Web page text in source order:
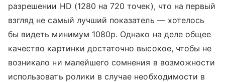
разрешении HD (1280 на 720 точек), что на первый
взгляд не самый лучший показатель — хотелось
бы видеть минимум 1080p. Однако на деле общее
качество картинки достаточно высокое, чтобы не
возникало ни малейшего сомнения в возможности
использовать ролики в случае необходимости в